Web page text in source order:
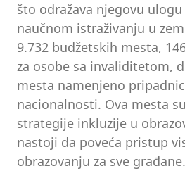
što odražava njegovu
naučnom istraživanju u
9.732 budžetskih mesta,
za osobe sa invaliditetom,
mesta namenjeno
nacionalnosti. Ova mesta
strategije inkluzije u
nastoji da poveća pristup
obrazovanju za sve građane.